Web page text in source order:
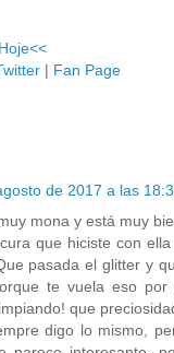
| Fan Page
de 2017 a las
mona y está muy
que hiciste con
pasada el glitter y
te vuela eso por
que
digo lo mismo,